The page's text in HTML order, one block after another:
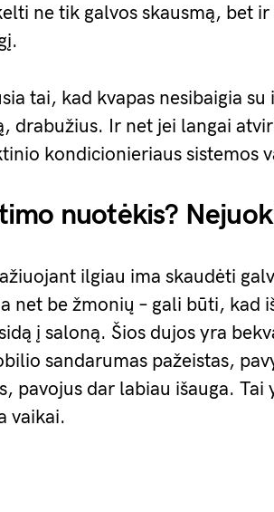
ne tik galvos skausmą, bet
tai, kad kvapas nesibaigia
drabužius. Ir net jei langai
kondicionieriaus sistemos
nuotėkis?
ilgiau ima skaudėti
net be žmonių – gali būti, kad
į saloną. Šios dujos yra
sandarumas pažeistas,
pavojus dar labiau išauga. Tai
vaikai.